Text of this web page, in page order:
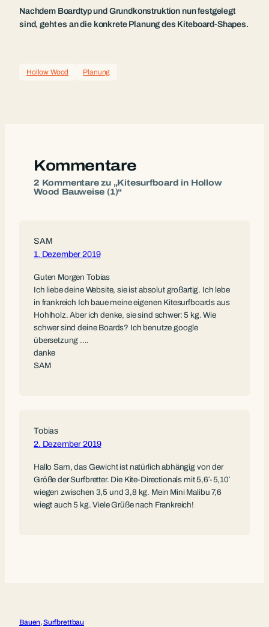
Nachdem Boardtyp und Grundkonstruktion nun festgelegt
sind, geht es an die konkrete Planung des Kiteboard-Shapes.
Hollow Wood Planung
Kommentare
2 Kommentare zu „Kitesurfboard in Hollow
Wood Bauweise (1)“
SAM
1. Dezember 2019
Guten Morgen Tobias
Ich liebe deine Website, sie ist absolut großartig. Ich lebe
in frankreich Ich baue meine eigenen Kitesurfboards aus
Hohlholz. Aber ich denke, sie sind schwer: 5 kg. Wie
schwer sind deine Boards? Ich benutze google
übersetzung ….
danke
SAM
Tobias
2. Dezember 2019
Hallo Sam, das Gewicht ist natürlich abhängig von der
Größe der Surfbretter. Die Kite-Directionals mit 5,6′-5,10′
wiegen zwischen 3,5 und 3,8 kg. Mein Mini Malibu 7,6
wiegt auch 5 kg. Viele Grüße nach Frankreich!
Bauen, Surfbrettbau